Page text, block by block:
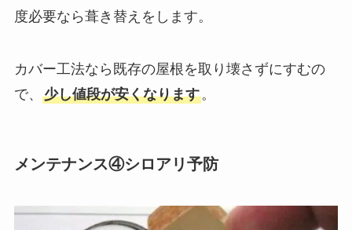
度必要なら葺き替えをします。
カバー工法なら既存の屋根を取り壊さずにすむの
で、 少し値段が安くなります。
メンテナンス④シロアリ予防